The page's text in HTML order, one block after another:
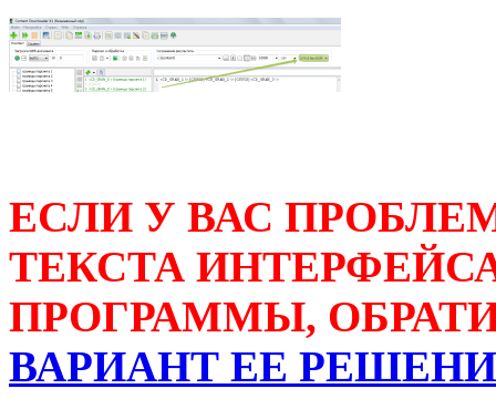
ЕСЛИ У ВАС
ТЕКСТА
ПРОГРАММЫ,
ВАРИАНТ ЕЕ